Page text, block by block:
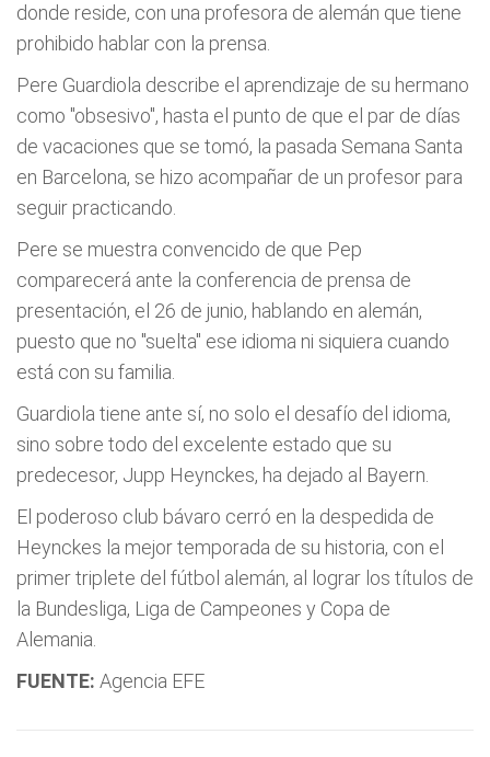
donde reside, con una profesora de alemán que tiene
prohibido hablar con la prensa.
Pere Guardiola describe el aprendizaje de su hermano
como "obsesivo", hasta el punto de que el par de días
de vacaciones que se tomó, la pasada Semana Santa
en Barcelona, se hizo acompañar de un profesor para
seguir practicando.
Pere se muestra convencido de que Pep
comparecerá ante la conferencia de prensa de
presentación, el 26 de junio, hablando en alemán,
puesto que no "suelta" ese idioma ni siquiera cuando
está con su familia.
Guardiola tiene ante sí, no solo el desafío del idioma,
sino sobre todo del excelente estado que su
predecesor, Jupp Heynckes, ha dejado al Bayern.
El poderoso club bávaro cerró en la despedida de
Heynckes la mejor temporada de su historia, con el
primer triplete del fútbol alemán, al lograr los títulos de
la Bundesliga, Liga de Campeones y Copa de
Alemania.
FUENTE: Agencia EFE